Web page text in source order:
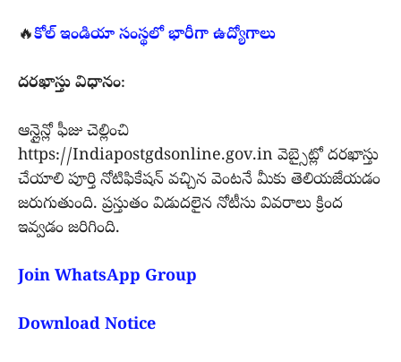
🔥కోల్ ఇండియా సంస్థలో భారీగా ఉద్యోగాలు
దరఖాస్తు విధానం:
ఆన్లైన్లో ఫీజు చెల్లించి
https://Indiapostgdsonline.gov.in వెబ్సైట్లో దరఖాస్తు
చేయాలి పూర్తి నోటిఫికేషన్ వచ్చిన వెంటనే మీకు తెలియజేయడం
జరుగుతుంది. ప్రస్తుతం విడుదలైన నోటీసు వివరాలు క్రింద
ఇవ్వడం జరిగింది.
Join WhatsApp Group
Download Notice